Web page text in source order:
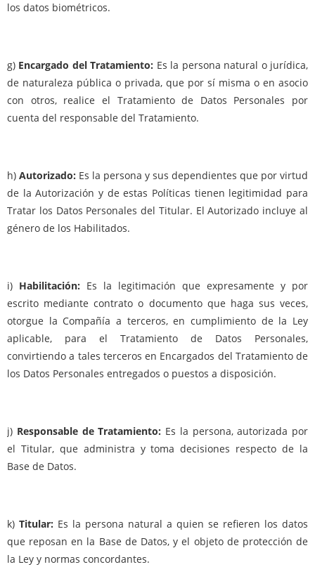
los datos biométricos.
g) Encargado del Tratamiento: Es la persona natural o jurídica,
de naturaleza pública o privada, que por sí misma o en asocio
con otros, realice el Tratamiento de Datos Personales por
cuenta del responsable del Tratamiento.
h) Autorizado: Es la persona y sus dependientes que por virtud
de la Autorización y de estas Políticas tienen legitimidad para
Tratar los Datos Personales del Titular. El Autorizado incluye al
género de los Habilitados.
i) Habilitación: Es la legitimación que expresamente y por
escrito mediante contrato o documento que haga sus veces,
otorgue la Compañía a terceros, en cumplimiento de la Ley
aplicable, para el Tratamiento de Datos Personales,
convirtiendo a tales terceros en Encargados del Tratamiento de
los Datos Personales entregados o puestos a disposición.
j) Responsable de Tratamiento: Es la persona, autorizada por
el Titular, que administra y toma decisiones respecto de la
Base de Datos.
k) Titular: Es la persona natural a quien se refieren los datos
que reposan en la Base de Datos, y el objeto de protección de
la Ley y normas concordantes.